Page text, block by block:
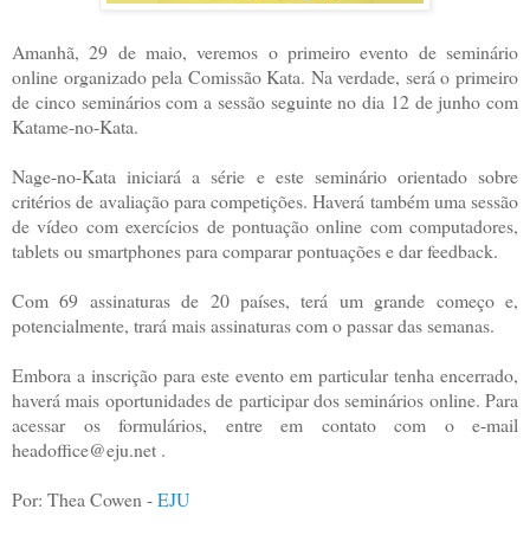
Amanhã, 29 de maio, veremos o primeiro evento de seminário
online organizado pela Comissão Kata. Na verdade, será o primeiro
de cinco seminários com a sessão seguinte no dia 12 de junho com
Katame-no-Kata.
Nage-no-Kata iniciará a série e este seminário orientado sobre
critérios de avaliação para competições. Haverá também uma sessão
de vídeo com exercícios de pontuação online com computadores,
tablets ou smartphones para comparar pontuações e dar feedback.
Com 69 assinaturas de 20 países, terá um grande começo e,
potencialmente, trará mais assinaturas com o passar das semanas.
Embora a inscrição para este evento em particular tenha encerrado,
haverá mais oportunidades de participar dos seminários online. Para
acessar os formulários, entre em contato com o e-mail
headoffice@eju.net .
Por: Thea Cowen -EJU